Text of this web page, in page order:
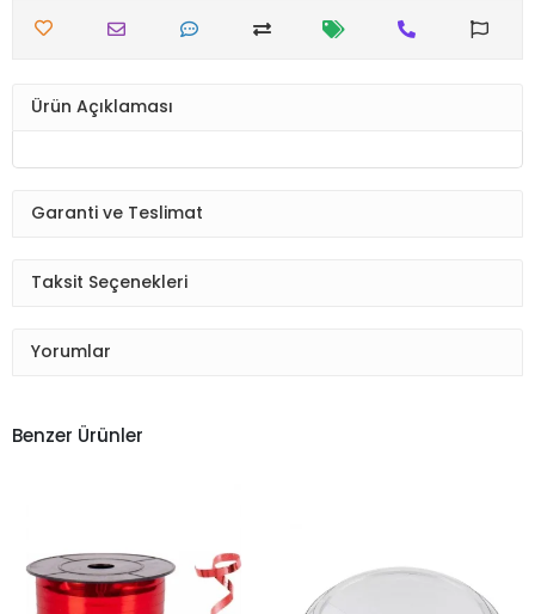
Ürün Açıklaması
Garanti ve Teslimat
Taksit Seçenekleri
Yorumlar
Benzer Ürünler